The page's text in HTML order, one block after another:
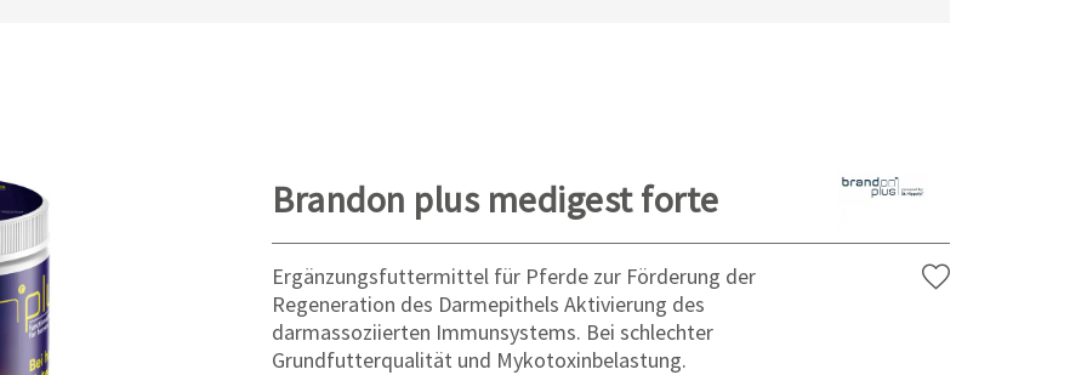
Brandon plus medigest forte
Ergänzungsfuttermittel für Pferde zur Förderung der
Regeneration des Darmepithels Aktivierung des
darmassoziierten Immunsystems. Bei schlechter
Grundfutterqualität und Mykotoxinbelastung.